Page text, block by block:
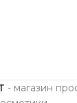
- магазин